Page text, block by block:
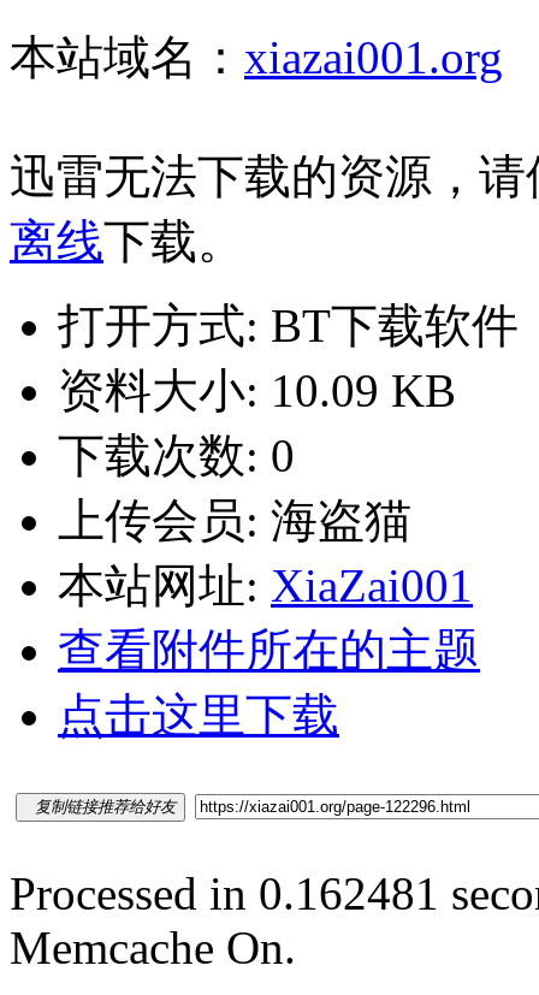
本站域名： xiazai001.org
迅雷无法下载的资源，请
离线下载。
打开方式: BT下载软件
资料大小: 10.09 KB
下载次数: 0
上传会员: 海盗猫
本站网址: XiaZai001
查看附件所在的主题
点击这里下载
复制链接推荐给好友
Processed in 0.162481
Memcache On.